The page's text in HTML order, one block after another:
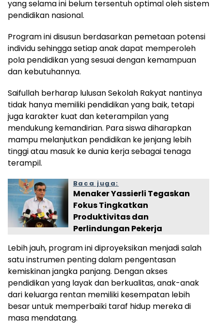
yang selama ini belum tersentuh optimal oleh sistem
pendidikan nasional.
Program ini disusun berdasarkan pemetaan potensi
individu sehingga setiap anak dapat memperoleh
pola pendidikan yang sesuai dengan kemampuan
dan kebutuhannya.
Saifullah berharap lulusan Sekolah Rakyat nantinya
tidak hanya memiliki pendidikan yang baik, tetapi
juga karakter kuat dan keterampilan yang
mendukung kemandirian. Para siswa diharapkan
mampu melanjutkan pendidikan ke jenjang lebih
tinggi atau masuk ke dunia kerja sebagai tenaga
terampil.
Baca juga:
Menaker Yassierli Tegaskan
Fokus Tingkatkan
Produktivitas dan
Perlindungan Pekerja
Lebih jauh, program ini diproyeksikan menjadi salah
satu instrumen penting dalam pengentasan
kemiskinan jangka panjang. Dengan akses
pendidikan yang layak dan berkualitas, anak-anak
dari keluarga rentan memiliki kesempatan lebih
besar untuk memperbaiki taraf hidup mereka di
masa mendatang.